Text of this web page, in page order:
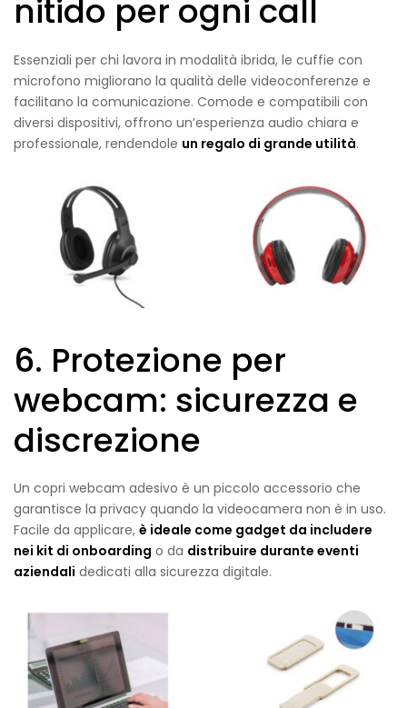
nitido per ogni call
Essenziali per chi lavora in modalità ibrida, le cuffie con
microfono migliorano la qualità delle videoconferenze e
facilitano la comunicazione. Comode e compatibili con
diversi dispositivi, offrono un’esperienza audio chiara e
professionale, rendendole un regalo di grande utilità.
6. Protezione per
webcam: sicurezza e
discrezione
Un copri webcam adesivo è un piccolo accessorio che
garantisce la privacy quando la videocamera non è in uso.
Facile da applicare, è ideale come gadget da includere
nei kit di onboarding o da distribuire durante eventi
aziendali dedicati alla sicurezza digitale.